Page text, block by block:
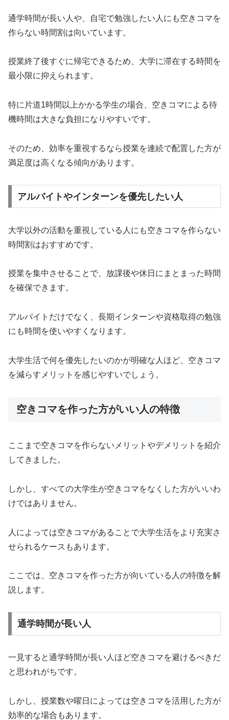
通学時間が長い人や、自宅で勉強したい人にも空きコマを
作らない時間割は向いています。
授業終了後すぐに帰宅できるため、大学に滞在する時間を
最小限に抑えられます。
特に片道1時間以上かかる学生の場合、空きコマによる待
機時間は大きな負担になりやすいです。
そのため、効率を重視するなら授業を連続で配置した方が
満足度は高くなる傾向があります。
アルバイトやインターンを優先したい人
大学以外の活動を重視している人にも空きコマを作らない
時間割はおすすめです。
授業を集中させることで、放課後や休日にまとまった時間
を確保できます。
アルバイトだけでなく、長期インターンや資格取得の勉強
にも時間を使いやすくなります。
大学生活で何を優先したいのかが明確な人ほど、空きコマ
を減らすメリットを感じやすいでしょう。
空きコマを作った方がいい人の特徴
ここまで空きコマを作らないメリットやデメリットを紹介
してきました。
しかし、すべての大学生が空きコマをなくした方がいいわ
けではありません。
人によっては空きコマがあることで大学生活をより充実さ
せられるケースもあります。
ここでは、空きコマを作った方が向いている人の特徴を解
説します。
通学時間が長い人
一見すると通学時間が長い人ほど空きコマを避けるべきだ
と思われがちです。
しかし、授業数や曜日によっては空きコマを活用した方が
効率的な場合もあります。